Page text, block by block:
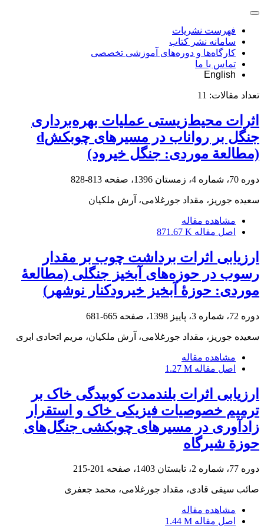
فهرست نشریات
سامانه نشر کتاب
کارگاه‌ها و دوره‌های آموزشی تخصصی
تماس با ما
English
تعداد مقالات: 11
اثرات محیط‌زیستی عملیات بهره‌برداری
جنگل بر رواناب در مسیر‌های چوبکشd
(مطالعة موردی: جنگل خیرود)
دوره 70، شماره 4، زمستان 1396، صفحه 813-828
سعیده جوریز، مقداد جورغلامی، آرش ملکیان
مشاهده مقاله
اصل مقاله 871.67 K
ارزیابی اثرات برداشت چوب بر مقدار
رسوب در حوزه‌های آبخیز جنگلی (مطالعۀ
موردی: حوزۀ آبخیز خیرودکنار نوشهر)
دوره 72، شماره 3، پاییز 1398، صفحه 665-681
سعیده جوریز، مقداد جورغلامی، آرش ملکیان، مریم اتحادی ابری
مشاهده مقاله
اصل مقاله 1.27 M
ارزیابی اثرات بلندمدت کوبیدگی خاک بر
ترمیم خصوصیات فیزیکی خاک و استقرار
زادآوری در مسیرهای چوبکشی جنگل‌های
حوزة شیرگاه
دوره 77، شماره 2، تابستان 1403، صفحه 201-215
صائب سیفی قادی، مقداد جورغلامی، محمد جعفری
مشاهده مقاله
اصل مقاله 1.44 M